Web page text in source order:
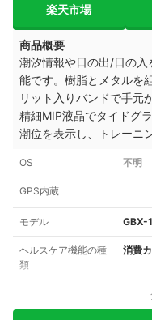
楽天市場
商品概要
潮汐情報や日の出/日の
能です。樹脂とメタルを
リット入りバンドで手元
精細MIP液晶でタイドグ
潮位を表示し、トレーニ
OS 不明
GPS内蔵
モデル GBX-
ヘルスケア機能の種
類
消費